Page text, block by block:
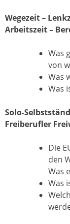
Wegezeit –
Arbeitszeit –
Was
von
Was
Was
Solo-
Freiberufler
Die
den
Was
Was